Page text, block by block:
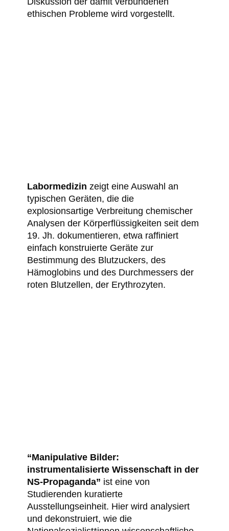
ethischen Probleme wird vorgestellt.
Labormedizin zeigt eine Auswahl an
typischen Geräten, die die
explosionsartige Verbreitung chemischer
Analysen der Körperflüssigkeiten seit dem
19. Jh. dokumentieren, etwa raffiniert
einfach konstruierte Geräte zur
Bestimmung des Blutzuckers, des
Hämoglobins und des Durchmessers der
roten Blutzellen, der Erythrozyten.
“Manipulative Bilder:
instrumentalisierte Wissenschaft in der
NS-Propaganda” ist eine von
Studierenden kuratierte
Ausstellungseinheit. Hier wird analysiert
und dekonstruiert, wie die